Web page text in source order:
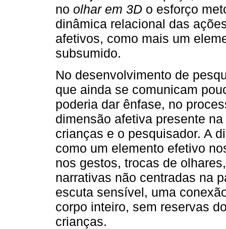
no olhar em 3D o esforço
dinâmica relacional das
afetivos, como mais um
subsumido.
No desenvolvimento de
que ainda se comunicam
poderia dar ênfase, no
dimensão afetiva presente
crianças e o pesquisador. A
como um elemento efetivo
nos gestos, trocas de
narrativas não centradas na
escuta sensível, uma
corpo inteiro, sem reservas
crianças.